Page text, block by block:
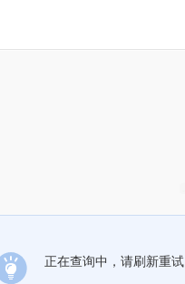
正在查询中，请刷新重试